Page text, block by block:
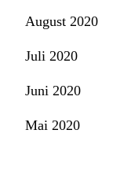
August 2020
Juli 2020
Juni 2020
Mai 2020